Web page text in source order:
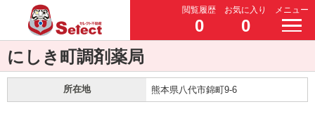
閲覧履歴
0
お気に入り
0
メニュー
にしき町調剤薬局
所在地 熊本県八代市錦町9-6